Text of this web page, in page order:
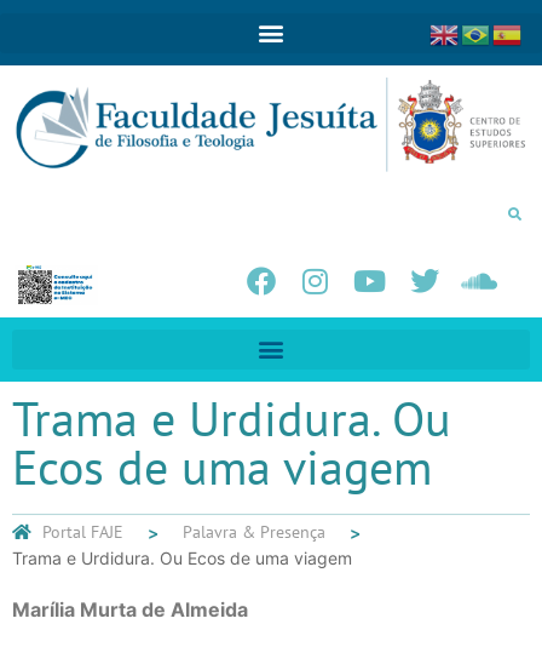
Trama e Urdidura. Ou
Ecos de uma viagem
Portal FAJE Palavra & Presença
Trama e Urdidura. Ou Ecos de uma viagem
Marília Murta de Almeida